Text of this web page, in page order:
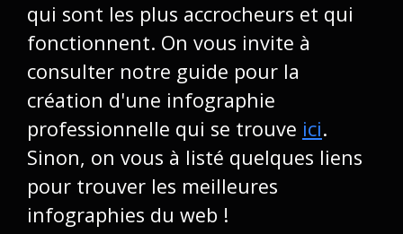
qui sont les plus accrocheurs et qui
fonctionnent. On vous invite à
consulter notre guide pour la
création d'une infographie
professionnelle qui se trouve ici.
Sinon, on vous à listé quelques liens
pour trouver les meilleures
infographies du web !